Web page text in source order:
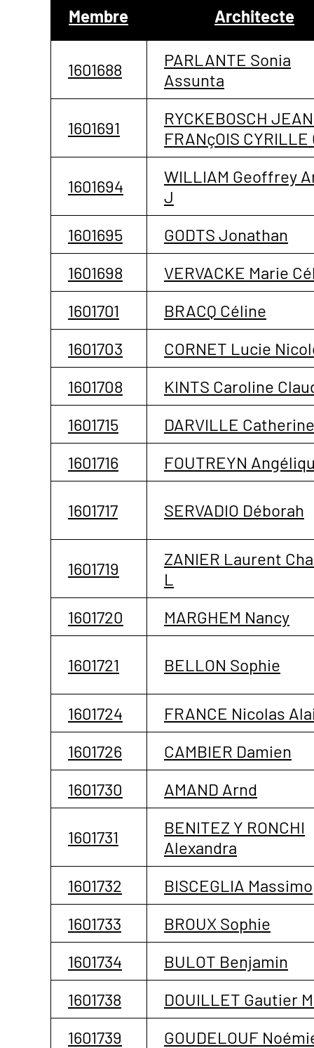
Membre Architecte
1601688
PARLANTE Sonia
Assunta
1601691
RYCKEBOSCH
FRANçOIS CYRILLE
1601694
WILLIAM Geoffrey
J
1601695
GODTS Jonathan
1601698
VERVACKE Marie
1601701
BRACQ Céline
1601703
CORNET Lucie
1601708
KINTS Caroline
1601715
DARVILLE
1601716
FOUTREYN
1601717 SERVADIO Déborah
1601719
ZANIER Laurent
L
1601720
MARGHEM Nancy
1601721 BELLON Sophie
1601724
FRANCE Nicolas
1601726
CAMBIER Damien
1601730
AMAND Arnd
1601731
BENITEZ Y RONCHI
Alexandra
1601732
BISCEGLIA Massimo
1601733
BROUX Sophie
1601734
BULOT Benjamin
1601738
DOUILLET Gautier
1601739
GOUDELOUF